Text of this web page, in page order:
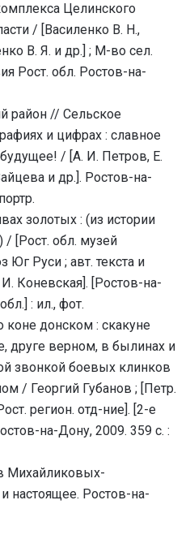
Целинского
/ [Василенко В. Н.,
В. Я. и др.] ; М-во сел.
Рост. обл. Ростов-на-
район // Сельское
и цифрах : славное
/ [А. И. Петров, Е.
и др.]. Ростов-на-
золотых : (из истории
/ [Рост. обл. музей
Юг Руси ; авт. текста и
Коневская]. [Ростов-на-
: ил., фот.
коне донском : скакуне
друге верном, в былинах и
звонкой боевых клинков
/ Георгий Губанов ; [Петр.
регион. отд-ние]. [2-е
на-Дону, 2009. 359 с. :
Михайликовых-
настоящее. Ростов-на-